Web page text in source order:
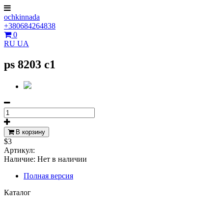
ochkinnada
+380684264838
0
RU UA
ps 8203 c1
В корзину
$3
Артикул:
Наличие: Нет в наличии
Полная версия
Каталог